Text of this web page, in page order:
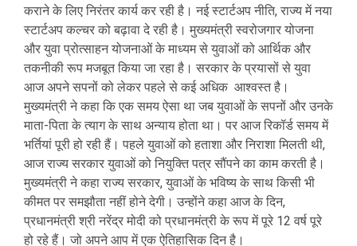
कराने के लिए निरंतर कार्य कर रही है। नई स्टार्टअप नीति, राज्य में नया
स्टार्टअप कल्चर को बढ़ावा दे रही है। मुख्यमंत्री स्वरोजगार योजना
और युवा प्रोत्साहन योजनाओं के माध्यम से युवाओं को आर्थिक और
तकनीकी रूप मजबूत किया जा रहा है। सरकार के प्रयासों से युवा
आज अपने सपनों को लेकर पहले से कई अधिक आश्वस्त है।
मुख्यमंत्री ने कहा कि एक समय ऐसा था जब युवाओं के सपनों और उनके
माता-पिता के त्याग के साथ अन्याय होता था। पर आज रिकॉर्ड समय में
भर्तियां पूरी हो रही हैं। पहले युवाओं को हताशा और निराशा मिलती थी,
आज राज्य सरकार युवाओं को नियुक्ति पत्र सौंपने का काम करती है।
मुख्यमंत्री ने कहा राज्य सरकार, युवाओं के भविष्य के साथ किसी भी
कीमत पर समझौता नहीं होने देगी। उन्होंने कहा आज के दिन,
प्रधानमंत्री श्री नरेंद्र मोदी को प्रधानमंत्री के रूप में पूरे 12 वर्ष पूरे
हो रहे हैं। जो अपने आप में एक ऐतिहासिक दिन है।